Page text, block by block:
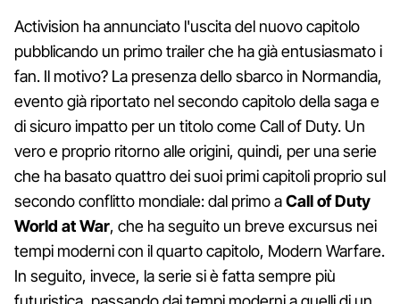
Activision ha annunciato l'uscita del nuovo capitolo
pubblicando un primo trailer che ha già entusiasmato i
fan. Il motivo? La presenza dello sbarco in Normandia,
evento già riportato nel secondo capitolo della saga e
di sicuro impatto per un titolo come Call of Duty. Un
vero e proprio ritorno alle origini, quindi, per una serie
che ha basato quattro dei suoi primi capitoli proprio sul
secondo conflitto mondiale: dal primo aCall of Duty
World at War, che ha seguito un breve excursus nei
tempi moderni con il quarto capitolo, Modern Warfare.
In seguito, invece, la serie si è fatta sempre più